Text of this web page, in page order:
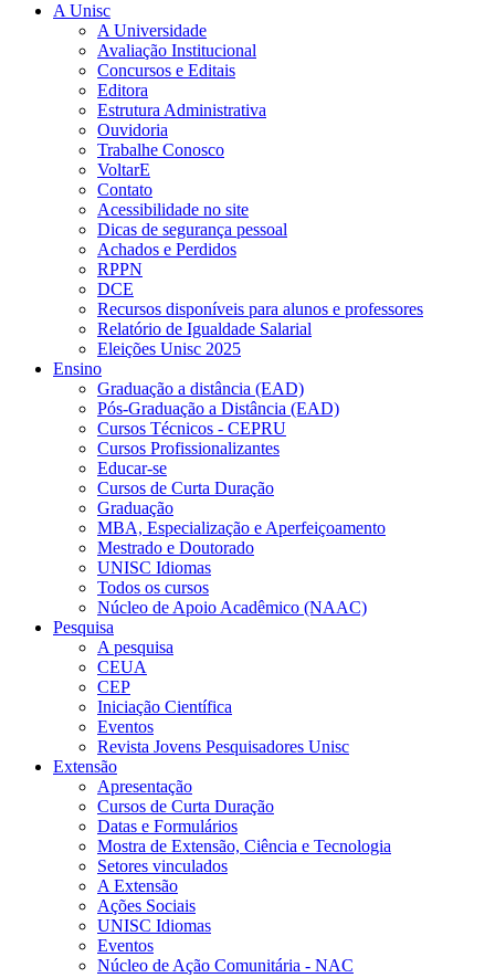
A Unisc
A Universidade
Avaliação Institucional
Concursos e Editais
Editora
Estrutura Administrativa
Ouvidoria
Trabalhe Conosco
VoltarE
Contato
Acessibilidade no site
Dicas de segurança pessoal
Achados e Perdidos
RPPN
DCE
Recursos disponíveis para alunos e professores
Relatório de Igualdade Salarial
Eleições Unisc 2025
Ensino
Graduação a distância (EAD)
Pós-Graduação a Distância (EAD)
Cursos Técnicos - CEPRU
Cursos Profissionalizantes
Educar-se
Cursos de Curta Duração
Graduação
MBA, Especialização e Aperfeiçoamento
Mestrado e Doutorado
UNISC Idiomas
Todos os cursos
Núcleo de Apoio Acadêmico (NAAC)
Pesquisa
A pesquisa
CEUA
CEP
Iniciação Científica
Eventos
Revista Jovens Pesquisadores Unisc
Extensão
Apresentação
Cursos de Curta Duração
Datas e Formulários
Mostra de Extensão, Ciência e Tecnologia
Setores vinculados
A Extensão
Ações Sociais
UNISC Idiomas
Eventos
Núcleo de Ação Comunitária - NAC